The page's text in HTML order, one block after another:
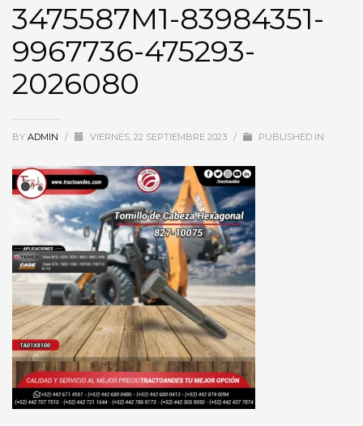
3475587M1-83984351-
9967736-475293-
2026080
BY ADMIN / VIERNES, 22 SEPTIEMBRE 2023 / PUBLISHED IN